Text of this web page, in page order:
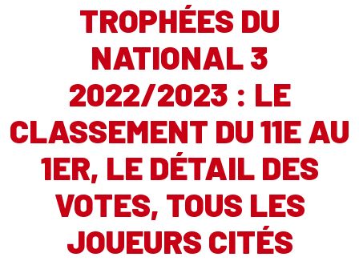
TROPHÉES DU
NATIONAL 3
2022/2023 : LE
CLASSEMENT DU 11E AU
1ER, LE DÉTAIL DES
VOTES, TOUS LES
JOUEURS CITÉS